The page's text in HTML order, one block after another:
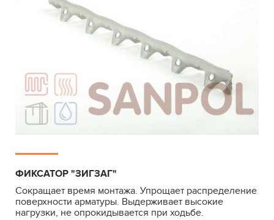
ФИКСАТОР "ЗИГЗАГ"
Сокращает время монтажа. Упрощает распределение
поверхности арматуры. Выдерживает высокие
нагрузки, не опрокидывается при ходьбе.